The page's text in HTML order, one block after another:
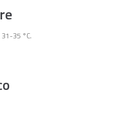
35 °C.